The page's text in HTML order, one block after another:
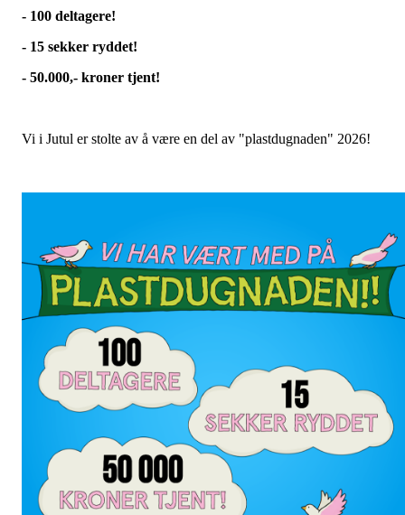
- 100 deltagere!
- 15 sekker ryddet!
- 50.000,- kroner tjent!
Vi i Jutul er stolte av å være en del av "plastdugnaden" 2026!